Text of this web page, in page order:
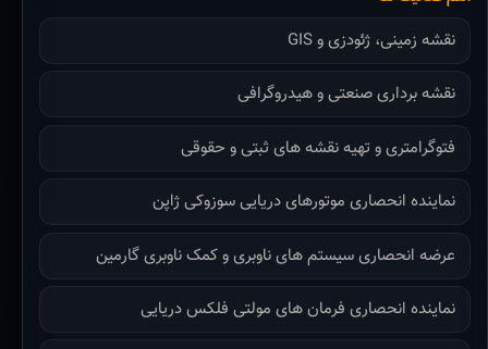
نقشه زمینی، ژئودزی و GIS
نقشه برداری صنعتی و هیدروگرافی
فتوگرامتری و تهیه نقشه های ثبتی و حقوقی
نماینده انحصاری موتورهای دریایی سوزوکی ژاپن
عرضه انحصاری سیستم های ناوبری و کمک ناوبری گارمین
نماینده انحصاری فرمان های مولتی فلکس دریایی